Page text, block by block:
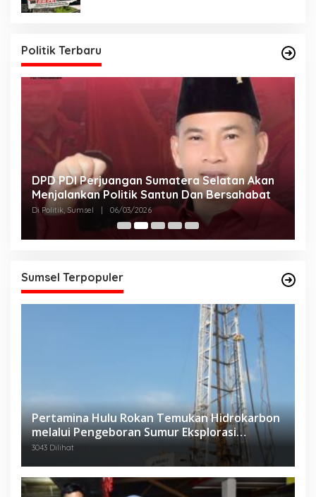
Politik Terbaru
DPD PDI Perjuangan Sumatera Selatan Akan
Menjalankan Politik Santun Dan Bersahabat
Di Politik, Sumsel 06/03/2026
Sumsel Terpopuler
Pertamina Hulu Rokan Temukan Hidrokarbon
melalui Pengeboran Sumur Eksplorasi
Anggrek Violet (AVO)-001
3043 Dilihat